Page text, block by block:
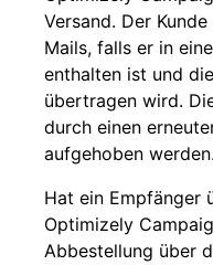
Versand. Der
Mails, falls er in
enthalten ist und
übertragen wird.
durch einen
aufgehoben werden.
Hat ein Empfänger
Optimizely
Abbestellung über